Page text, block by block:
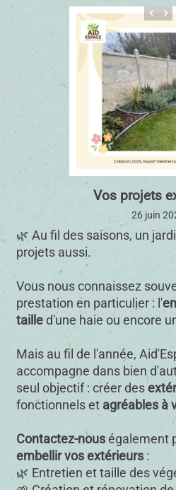
keyboard_arrow_leftkeyboard_arrow_right
Vos projets
26 juin
🌿 Au fil des saisons, un
projets aussi.
Vous nous connaissez
prestation en particulier : l'
taille d'une haie ou encore
Mais au fil de l'année,
accompagne dans bien
seul objectif : créer des
fonctionnels et agréables à
Contactez-nous également
embellir vos extérieurs :
🌿 Entretien et taille des